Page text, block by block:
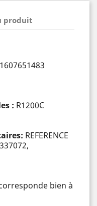
produit
: R1200C
REFERENCE
bien à